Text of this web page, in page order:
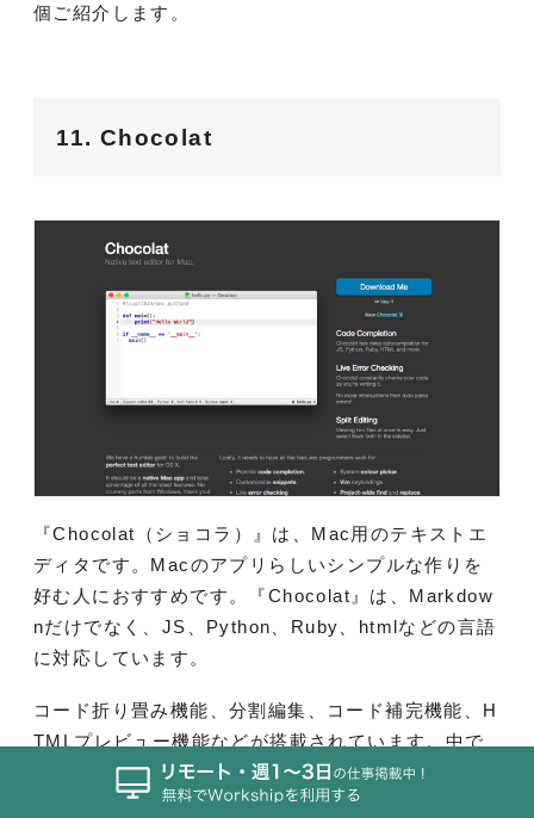
個ご紹介します。
11. Chocolat
『Chocolat（ショコラ）』は、Mac用のテキストエ
ディタです。Macのアプリらしいシンプルな作りを
好む人におすすめです。『Chocolat』は、Markdow
nだけでなく、JS、Python、Ruby、htmlなどの言語
に対応しています。
コード折り畳み機能、分割編集、コード補完機能、H
TMLプレビュー機能などが搭載されています。中で
もおすすめな機能が”ライブエラーチェック機能”で
す。コードを書いている間に常にコードをチェック